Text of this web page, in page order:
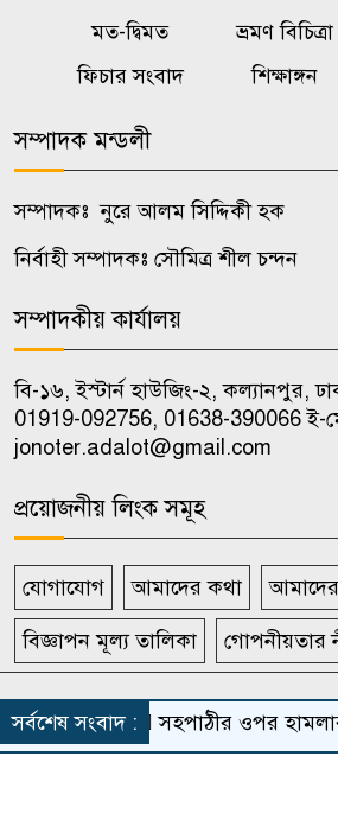
মাতারবাড়ি
সময়সূচি প্রকাশ
৯
১০
মত-দ্বিমত
ভ্রমণ বিচিত্রা
ফিচার সংবাদ
শিক্ষাঙ্গন
সম্পাদক মন্ডলী
সম্পাদকঃ নুরে আলম সিদ্দিকী হক
নির্বাহী সম্পাদকঃ সৌমিত্র শীল চন্দন
সম্পাদকীয় কার্যালয়
বি-১৬, ইস্টার্ন হাউজিং-২, কল্যানপুর,
01919-092756, 01638-390066 ই-
jonoter.adalot@gmail.com
প্রয়োজনীয় লিংক সমূহ
যোগাযোগ আমাদের কথা
বিজ্ঞাপন মূল্য তালিকা গোপনীয়তার
সর্বস্বত্ব সংরক্ষিত দৈনিক
Theme Developed BY
সর্বশেষ সংবাদ :সহপাঠীর ওপর হামলার